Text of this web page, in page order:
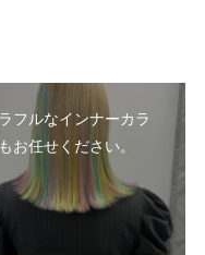
フルなインナーカラ
お任せください。